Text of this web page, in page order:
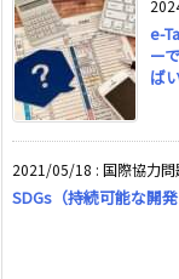
e-
ー
ば
2021/05/18 : 国際協力問
SDGs（持続可能な開